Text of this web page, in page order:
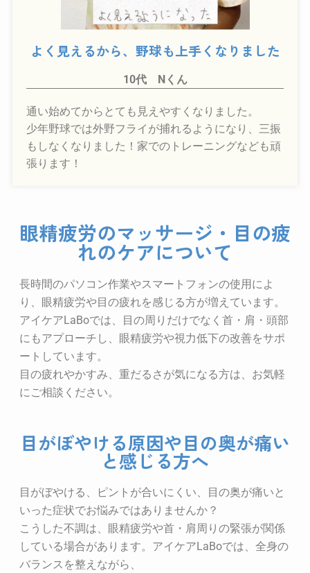
よく見えるから、野球も上手くなりました
10代 Nくん
通い始めてからとても見えやすくなりました。
少年野球では外野フライが捕れるようになり、三振
もしなくなりました！家でのトレーニングなども頑
張ります！
眼精疲労のマッサージ・目の疲
れのケアについて
長時間のパソコン作業やスマートフォンの使用によ
り、眼精疲労や目の疲れを感じる方が増えています。
アイケアLaBoでは、目の周りだけでなく首・肩・頭部
にもアプローチし、眼精疲労や視力低下の改善をサポ
ートしています。
目の疲れやかすみ、重だるさが気になる方は、お気軽
にご相談ください。
目がぼやける原因や目の奥が痛い
と感じる方へ
目がぼやける、ピントが合いにくい、目の奥が痛いと
いった症状でお悩みではありませんか？
こうした不調は、眼精疲労や首・肩周りの緊張が関係
している場合があります。アイケアLaBoでは、全身の
バランスを整えながら、